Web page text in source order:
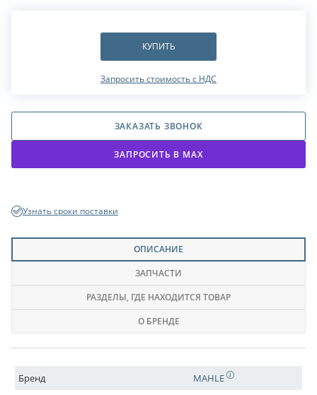
КУПИТЬ
Запросить стоимость с НДС
ЗАКАЗАТЬ ЗВОНОК
ЗАПРОСИТЬ В МАХ
Узнать сроки поставки
ОПИСАНИЕ
ЗАПЧАСТИ
РАЗДЕЛЫ, ГДЕ НАХОДИТСЯ ТОВАР
О БРЕНДЕ
Бренд
MAHLE